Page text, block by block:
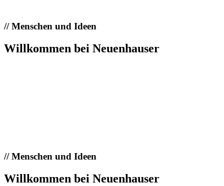
//Menschen und Ideen
Willkommen bei Neuenhauser
//Menschen und Ideen
Willkommen bei Neuenhauser